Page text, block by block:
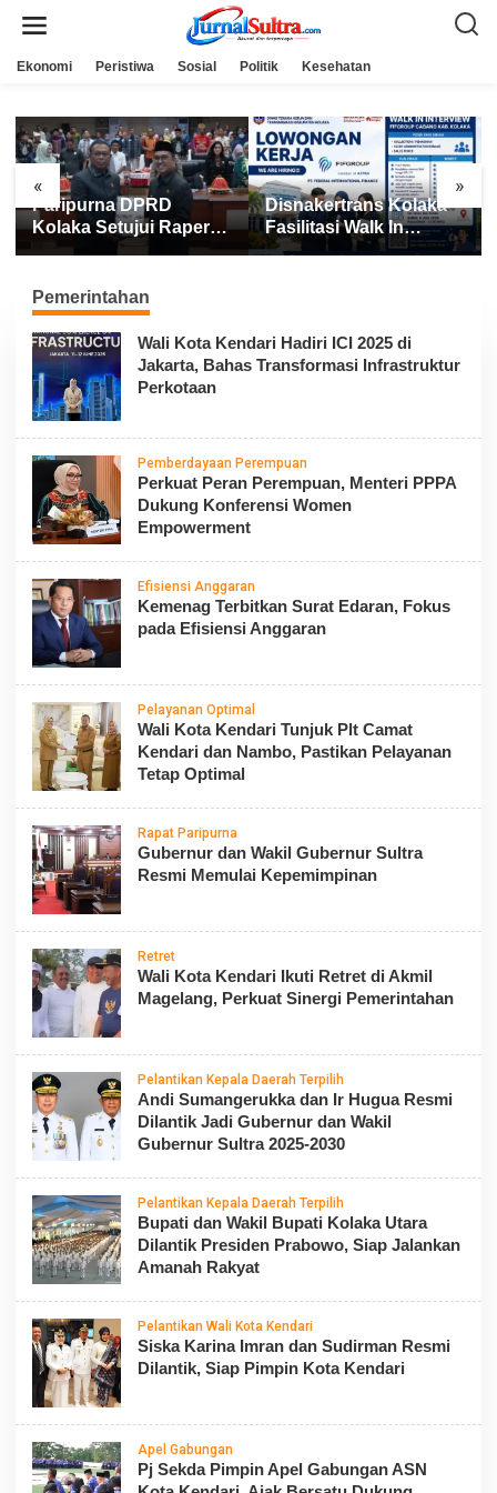
Ekonomi Peristiwa Sosial Politik Kesehatan
« »
Disnakertrans Kolaka
Fasilitasi Walk In
Interview FIFGROUP,
Dibuka untuk Pencari
Kerja
Kolaka Utara Tembus
Lima Besar MTQ XXXI
Sultra 2026, Raih 165
Pemerintahan
Wali Kota Kendari Hadiri ICI 2025 di
Jakarta, Bahas Transformasi Infrastruktur
Perkotaan
Pemberdayaan Perempuan
Perkuat Peran Perempuan, Menteri PPPA
Dukung Konferensi Women
Empowerment
Efisiensi Anggaran
Kemenag Terbitkan Surat Edaran, Fokus
pada Efisiensi Anggaran
Pelayanan Optimal
Wali Kota Kendari Tunjuk Plt Camat
Kendari dan Nambo, Pastikan Pelayanan
Tetap Optimal
Rapat Paripurna
Gubernur dan Wakil Gubernur Sultra
Resmi Memulai Kepemimpinan
Retret
Wali Kota Kendari Ikuti Retret di Akmil
Magelang, Perkuat Sinergi Pemerintahan
Pelantikan Kepala Daerah Terpilih
Andi Sumangerukka dan Ir Hugua Resmi
Dilantik Jadi Gubernur dan Wakil
Gubernur Sultra 2025-2030
Pelantikan Kepala Daerah Terpilih
Bupati dan Wakil Bupati Kolaka Utara
Dilantik Presiden Prabowo, Siap Jalankan
Amanah Rakyat
Pelantikan Wali Kota Kendari
Siska Karina Imran dan Sudirman Resmi
Dilantik, Siap Pimpin Kota Kendari
Apel Gabungan
Pj Sekda Pimpin Apel Gabungan ASN